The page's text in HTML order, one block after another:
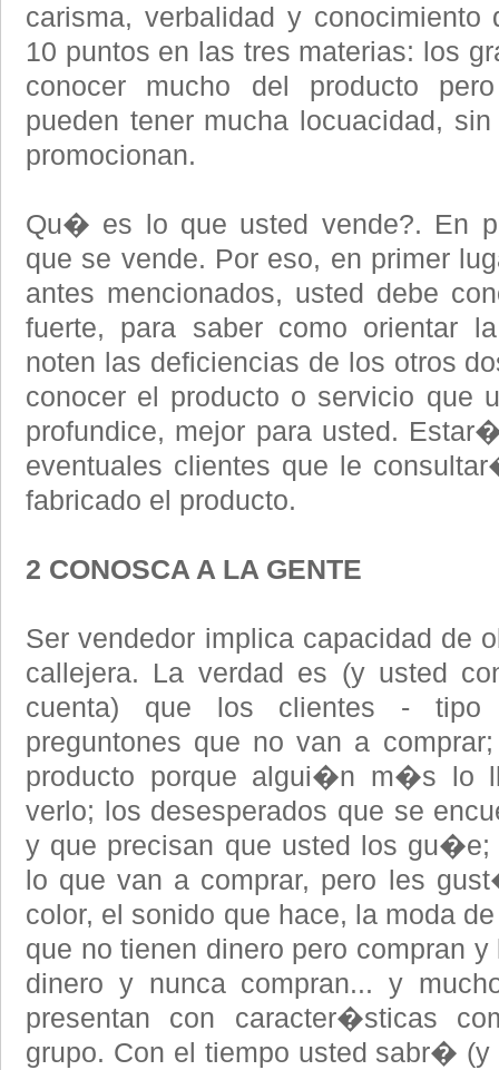
carisma, verbalidad y conocimiento
10 puntos en las tres materias: los
conocer mucho del producto
pueden tener mucha locuacidad,
promocionan.
Qu� es lo que usted vende?. En
que se vende. Por eso, en primer
antes mencionados, usted debe
fuerte, para saber como orientar
noten las deficiencias de los otros
conocer el producto o servicio que
profundice, mejor para usted.
eventuales clientes que le
fabricado el producto.
2 CONOSCA A LA GENTE
Ser vendedor implica capacidad
callejera. La verdad es (y usted
cuenta) que los clientes -
preguntones que no van a
producto porque algui�n m�s lo
verlo; los desesperados que se
y que precisan que usted los
lo que van a comprar, pero les
color, el sonido que hace, la moda
que no tienen dinero pero compran
dinero y nunca compran... y
presentan con caracter�sticas
grupo. Con el tiempo usted sabr�